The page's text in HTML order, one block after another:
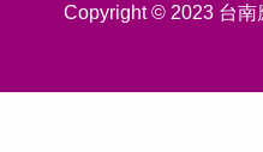
Copyright © 2023 台南